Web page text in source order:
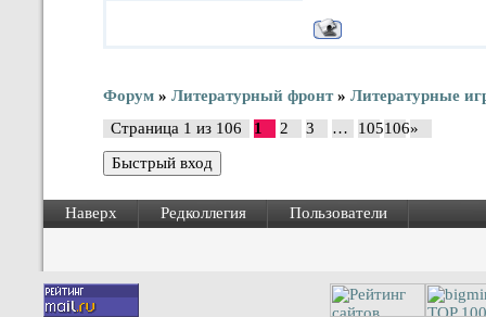
Форум » Литературный фронт » Литературные
Страница 1 из 106 1 2 3 … 105106»
Наверх Редколлегия Пользователи